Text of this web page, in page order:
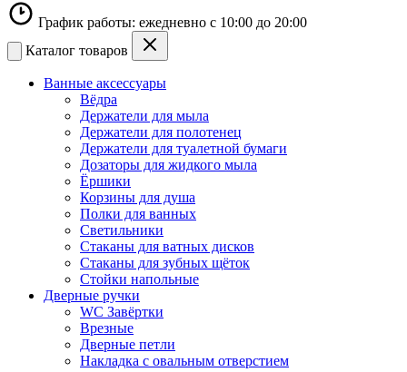
График работы: ежедневно с 10:00 до 20:00
Каталог товаров
Ванные аксессуары
Вёдра
Держатели для мыла
Держатели для полотенец
Держатели для туалетной бумаги
Дозаторы для жидкого мыла
Ёршики
Корзины для душа
Полки для ванных
Светильники
Стаканы для ватных дисков
Стаканы для зубных щёток
Стойки напольные
Дверные ручки
WC Завёртки
Врезные
Дверные петли
Накладка с овальным отверстием